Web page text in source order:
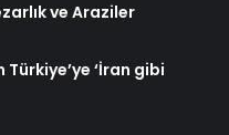
ve Araziler
Türkiye’ye ‘İran gibi